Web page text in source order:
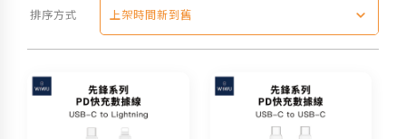
排序方式 上架時間新到舊